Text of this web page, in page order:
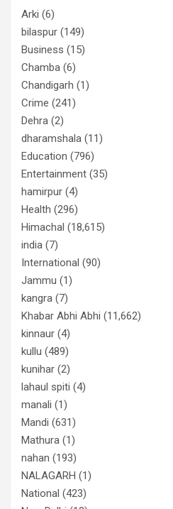
Arki (6)
bilaspur (149)
Business (15)
Chamba (6)
Chandigarh (1)
Crime (241)
Dehra (2)
dharamshala (11)
Education (796)
Entertainment (35)
hamirpur (4)
Health (296)
Himachal (18,615)
india (7)
International (90)
Jammu (1)
kangra (7)
Khabar Abhi Abhi (11,662)
kinnaur (4)
kullu (489)
kunihar (2)
lahaul spiti (4)
manali (1)
Mandi (631)
Mathura (1)
nahan (193)
NALAGARH (1)
National (423)